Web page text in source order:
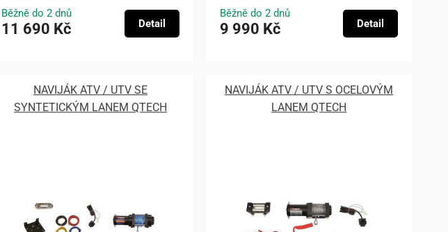
Běžně do 2 dnů
11 690 Kč Detail
Běžně do 2 dnů
9 990 Kč Detail
NAVIJÁK ATV / UTV SE
SYNTETICKÝM LANEM QTECH
NAVIJÁK ATV / UTV S OCELOVÝM
LANEM QTECH